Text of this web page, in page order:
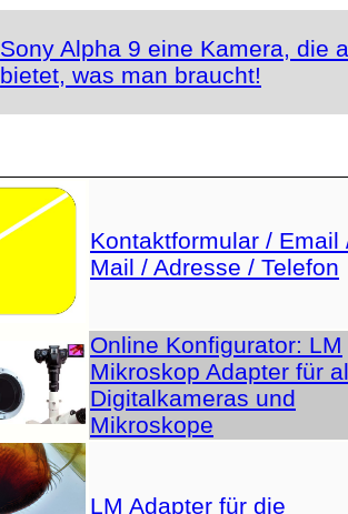
Sony Alpha 9 eine Kamera, die
bietet, was man braucht!
Kontaktformular / Email
Mail / Adresse / Telefon
Online Konfigurator: LM
Mikroskop Adapter für
Digitalkameras und
Mikroskope
LM Adapter für die